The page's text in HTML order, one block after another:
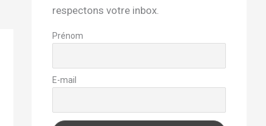
respectons votre inbox.
Prénom
E-mail